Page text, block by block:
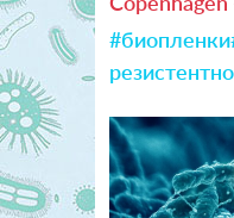
#биопленки